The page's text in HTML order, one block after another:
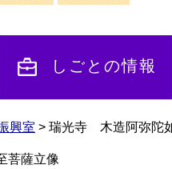
しごとの情報
興室 > 瑞光寺 木造阿弥陀
菩薩立像